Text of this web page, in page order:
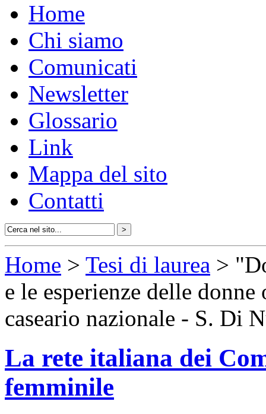
Home
Chi siamo
Comunicati
Newsletter
Glossario
Link
Mappa del sito
Contatti
Home > Tesi di laurea >
e le esperienze delle
caseario nazionale - S. Di
La rete italiana dei
femminile